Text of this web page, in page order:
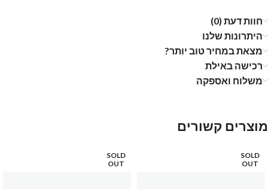
חוות דעת (0)
היתרונות שלנו
מצאת במחיר טוב יותר?
רכישה באילת
משלוח ואספקה
מוצרים קשורים
SOLD
OUT
SOLD
OUT